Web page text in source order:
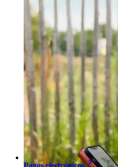
Pagos electrónicos